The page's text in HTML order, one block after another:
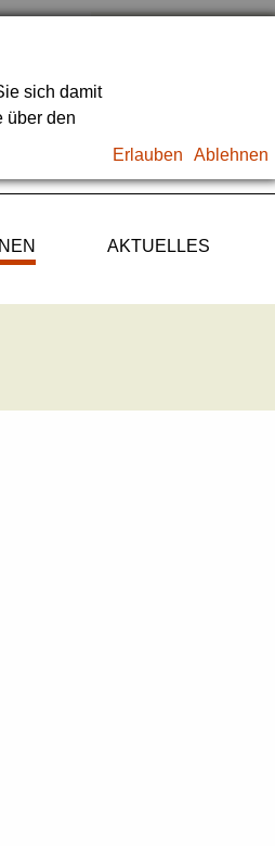
sich damit
über den
Erlauben Ablehnen
AKTUELLES